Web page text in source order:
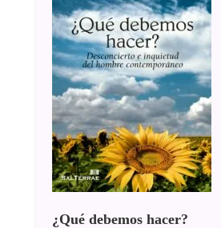
¿Qué debemos hacer?